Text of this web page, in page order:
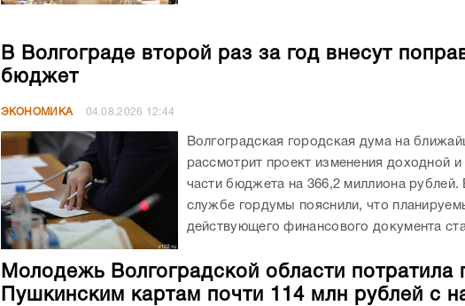
В Волгограде второй раз за год внесут
бюджет
ЭКОНОМИКА 04.08.2026 12:44
Волгоградская городская дума на
рассмотрит проект изменения доходной
части бюджета на 366,2 миллиона рублей.
службе гордумы пояснили, что
действующего финансового документа
Молодежь Волгоградской области потратила
Пушкинским картам почти 114 млн рублей с